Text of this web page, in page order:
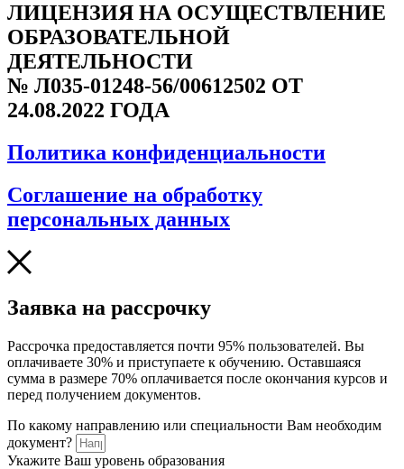
ЛИЦЕНЗИЯ НА ОСУЩЕСТВЛЕНИЕ
ОБРАЗОВАТЕЛЬНОЙ
ДЕЯТЕЛЬНОСТИ
№ Л035-01248-56/00612502 ОТ
24.08.2022 ГОДА
Политика конфиденциальности
Соглашение на обработку
персональных данных
Заявка на рассрочку
Рассрочка предоставляется почти 95% пользователей. Вы
оплачиваете 30% и приступаете к обучению. Оставшаяся
сумма в размере 70% оплачивается после окончания курсов и
перед получением документов.
По какому направлению или специальности Вам необходим
документ?
Укажите Ваш уровень образования